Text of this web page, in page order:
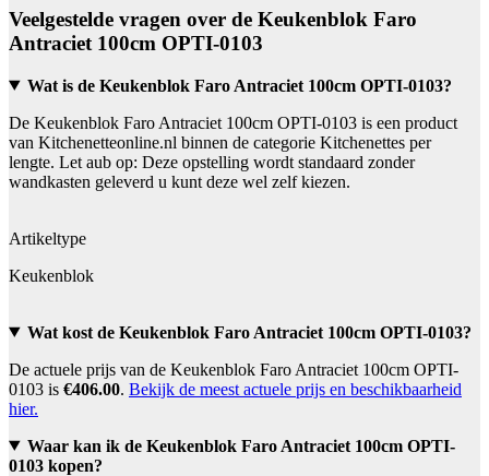
Veelgestelde vragen over de Keukenblok Faro
Antraciet 100cm OPTI-0103
Wat is de Keukenblok Faro Antraciet 100cm OPTI-0103?
De Keukenblok Faro Antraciet 100cm OPTI-0103 is een product
van Kitchenetteonline.nl binnen de categorie Kitchenettes per
lengte. Let aub op: Deze opstelling wordt standaard zonder
wandkasten geleverd u kunt deze wel zelf kiezen.
Artikeltype
Keukenblok
Wat kost de Keukenblok Faro Antraciet 100cm OPTI-0103?
De actuele prijs van de Keukenblok Faro Antraciet 100cm OPTI-
0103 is €406.00. Bekijk de meest actuele prijs en beschikbaarheid
hier.
Waar kan ik de Keukenblok Faro Antraciet 100cm OPTI-
0103 kopen?